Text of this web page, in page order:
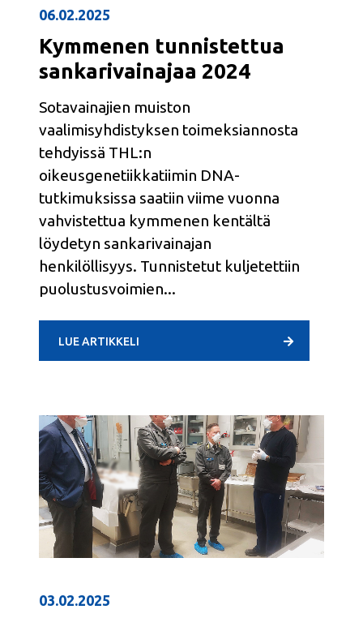
Kymmenen tunnistettua
sankarivainajaa 2024
06.02.2025
Sotavainajien muiston
vaalimisyhdistyksen toimeksiannosta
tehdyissä THL:n
oikeusgenetiikkatiimin DNA-
tutkimuksissa saatiin viime vuonna
vahvistettua kymmenen kentältä
löydetyn sankarivainajan
henkilöllisyys. Tunnistetut kuljetettiin
puolustusvoimien
LUE ARTIKKELI
03.02.2025